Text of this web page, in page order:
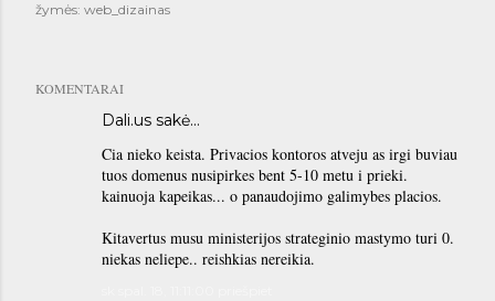
žymės: web_dizainas
KOMENTARAI
Dali.us sakė…
Cia nieko keista. Privacios kontoros atveju as irgi buviau
tuos domenus nusipirkes bent 5-10 metu i prieki.
kainuoja kapeikas... o panaudojimo galimybes placios.
Kitavertus musu ministerijos strateginio mastymo turi 0.
niekas neliepe.. reishkias nereikia.